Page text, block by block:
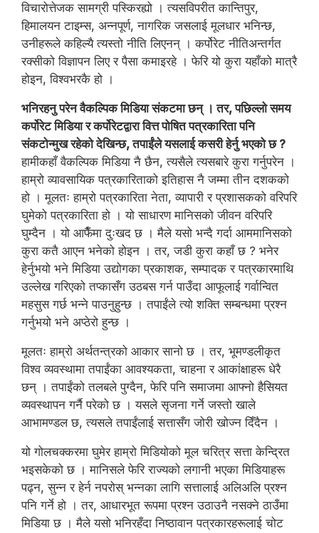
विचारोत्तेजक सामग्री पस्किरह्यो । त्यसविपरीत कान्तिपुर,
हिमालयन टाइम्स, अन्नपूर्ण, नागरिक जसलाई मूलधार भनिन्छ,
उनीहरूले कहिल्यै त्यस्तो नीति लिएनन् । कर्पोरेट नीतिअन्तर्गत
रक्सीको विज्ञापन लिए र पैसा कमाइरहे । फेरि यो कुरा यहाँको मात्रै
होइन, विश्वभरकै हो ।
भनिरहनु परेन वैकल्पिक मिडिया संकटमा छन् । तर, पछिल्लो समय
कर्पोरेट मिडिया र कर्पोरेटद्वारा वित्त पोषित पत्रकारिता पनि
संकटोन्मुख रहेको देखिन्छ, तपाईंले यसलाई कसरी हेर्नु भएको छ ?
हामीकहाँ वैकल्पिक मिडिया नै छैन, त्यसैले त्यसबारे कुरा गर्नुपरेन ।
हाम्रो व्यावसायिक पत्रकारिताको इतिहास नै जम्मा तीन दशकको
हो । मूलतः हाम्रो पत्रकारिता नेता, व्यापारी र प्रशासकको वरिपरि
घुमेको पत्रकारिता हो । यो साधारण मानिसको जीवन वरिपरि
घुम्दैन । यो आफैँमा दुःखद छ । मैले यसो भन्दै गर्दा आममानिसको
कुरा कतै आएन भनेको होइन । तर, जडी कुरा कहाँ छ ? भनेर
हेर्नुभयो भने मिडिया उद्योगका प्रकाशक, सम्पादक र पत्रकारमाथि
उल्लेख गरिएको तप्कासँग उठबस गर्न पाउँदा आफूलाई गर्वान्वित
महसुस गर्छ भन्ने पाउनुहुन्छ । तपाईंले त्यो शक्ति सम्बन्धमा प्रश्न
गर्नुभयो भने अप्ठेरो हुन्छ ।
मूलतः हाम्रो अर्थतन्त्रको आकार सानो छ । तर, भूमण्डलीकृत
विश्व व्यवस्थामा तपाईंका आवश्यकता, चाहना र आकांक्षाहरू धेरै
छन् । तपाईंको तलबले पुग्दैन, फेरि पनि समाजमा आफ्नो हैसियत
व्यवस्थापन गर्नै परेको छ । यसले सृजना गर्ने जस्तो खाले
आभामण्डल छ, त्यसले तपाईंलाई सत्तासँग जोरी खोज्न दिँदैन ।
यो गोलचक्करमा घुमेर हाम्रो मिडियोको मूल चरित्र सत्ता केन्द्रित
भइसकेको छ । मानिसले फेरि राज्यको लगानी भएका मिडियाहरू
पढ्न, सुन्न र हेर्न नपरोस् भन्नका लागि सत्तालाई अलिअलि प्रश्न
पनि गर्ने हो । तर, आधारभूत रूपमा प्रश्न उठाउनै नसक्ने ठाउँमा
मिडिया छ । मैले यसो भनिरहँदा निष्ठावान पत्रकारहरूलाई चोट